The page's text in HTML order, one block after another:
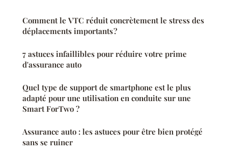
Comment le VTC réduit concrètement le stress des
déplacements importants ?
7 astuces infaillibles pour réduire votre prime
d'assurance auto
Quel type de support de smartphone est le plus
adapté pour une utilisation en conduite sur une
Smart ForTwo ?
Assurance auto : les astuces pour être bien protégé
sans se ruiner